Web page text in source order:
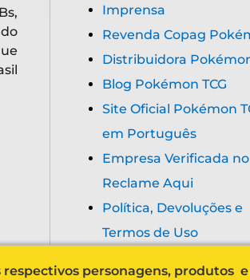
Imprensa
Revenda Copag
Distribuidora
Blog Pokémon TCG
Site Oficial Pokémon
em Português
Empresa Verificada no
Reclame Aqui
Política, Devoluções e
Termos de Uso
respectivos personagens, produtos